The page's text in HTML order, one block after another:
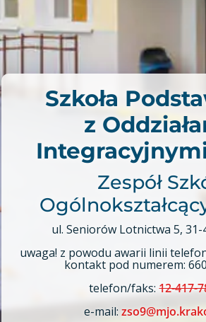
Szkoła
z
Zespół
ul. Seniorów Lotnictwa 5,
uwaga! z powodu awarii linii
kontakt pod numerem:
telefon/faks:12-417-
e-mail: